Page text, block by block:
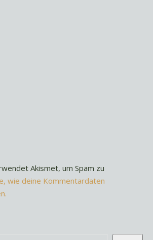
Akismet, um Spam zu
wie deine Kommentardaten